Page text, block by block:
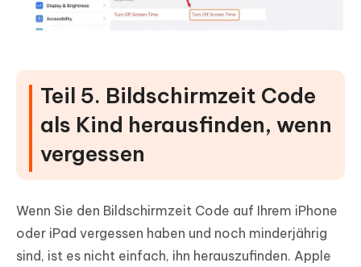
Teil 5. Bildschirmzeit Code
als Kind herausfinden, wenn
vergessen
Wenn Sie den Bildschirmzeit Code auf Ihrem iPhone
oder iPad vergessen haben und noch minderjährig
sind, ist es nicht einfach, ihn herauszufinden. Apple